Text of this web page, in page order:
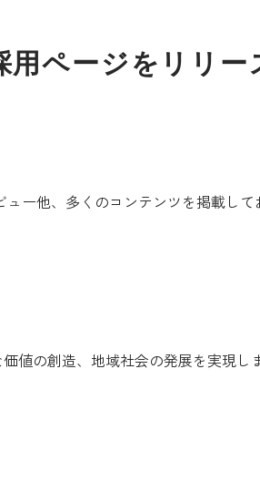
用ページをリリー
ー他、多くのコンテンツを掲載して
値の創造、地域社会の発展を実現し